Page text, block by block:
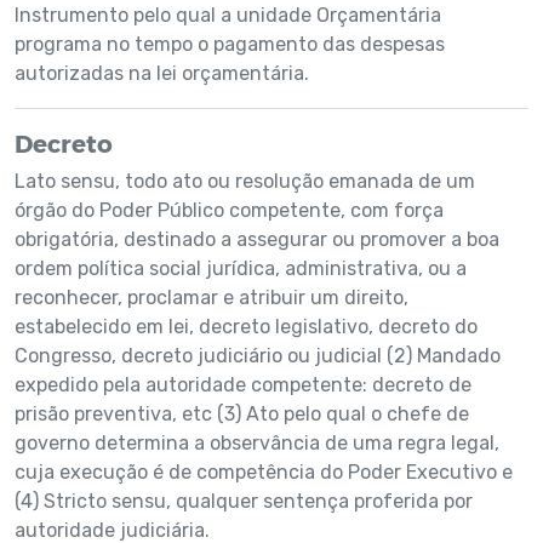
Instrumento pelo qual a unidade Orçamentária
programa no tempo o pagamento das despesas
autorizadas na lei orçamentária.
Decreto
Lato sensu, todo ato ou resolução emanada de um
órgão do Poder Público competente, com força
obrigatória, destinado a assegurar ou promover a boa
ordem política social jurídica, administrativa, ou a
reconhecer, proclamar e atribuir um direito,
estabelecido em lei, decreto legislativo, decreto do
Congresso, decreto judiciário ou judicial (2) Mandado
expedido pela autoridade competente: decreto de
prisão preventiva, etc (3) Ato pelo qual o chefe de
governo determina a observância de uma regra legal,
cuja execução é de competência do Poder Executivo e
(4) Stricto sensu, qualquer sentença proferida por
autoridade judiciária.